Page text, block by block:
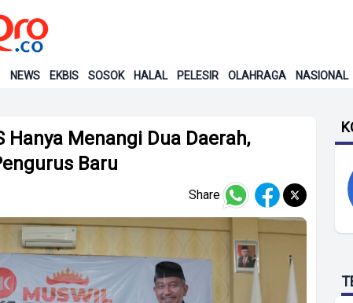
NEWS EKBIS SOSOK HALAL PELESIR OLAHRAGA NASIONAL
Hanya Menangi Dua Daerah,
Baru
Share